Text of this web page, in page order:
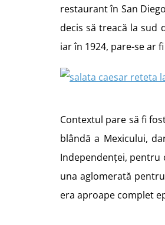
restaurant în San
decis să treacă la sud
iar în 1924, pare-se ar
Contextul pare să fi
blândă a Mexicului,
Independenței, pentru
una aglomerată
era aproape complet